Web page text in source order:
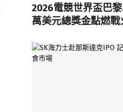
2026電競世界盃巴
萬美元總獎金點燃戰